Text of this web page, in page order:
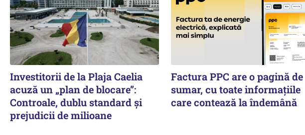
Investitorii de la Plaja Caelia
acuză un „plan de blocare”:
Controale, dublu standard și
prejudicii de milioane
Factura PPC are o pagină de
sumar, cu toate informațiile
care contează la îndemână